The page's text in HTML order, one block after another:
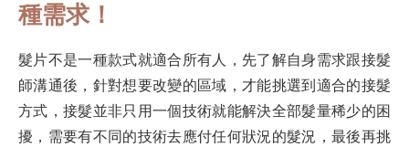
種需求！
髮片不是一種款式就適合所有人，先了解自身需求跟接髮
師溝通後，針對想要改變的區域，才能挑選到適合的接髮
方式，接髮並非只用一個技術就能解決全部髮量稀少的困
擾，需要有不同的技術去應付任何狀況的髮況，最後再挑